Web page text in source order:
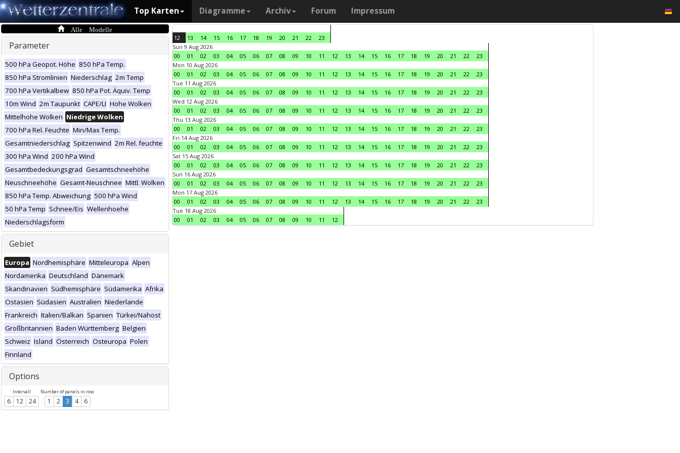
Top Karten Diagramme Archiv Forum Impressum
Alle Modelle
Parameter
500 hPa Geopot. Höhe 850 hPa Temp.
850 hPa Stromlinien Niederschlag 2m Temp
700 hPa Vertikalbew 850 hPa Pot. Äquiv. Temp
10m Wind 2m Taupunkt CAPE/LI Hohe Wolken
Mittelhohe Wolken Niedrige Wolken
700 hPa Rel. Feuchte Min/Max Temp.
Gesamtniederschlag Spitzenwind 2m Rel. feuchte
300 hPa Wind 200 hPa Wind
Gesamtbedeckungsgrad Gesamtschneehöhe
Neuschneehöhe Gesamt-Neuschnee Mittl. Wolken
850 hPa Temp. Abweichung 500 hPa Wind
50 hPa Temp Schnee/Eis Wellenhoehe
Niederschlagsform
Gebiet
Europa Nordhemisphäre Mitteleuropa Alpen
Nordamerika Deutschland Dänemark
Skandinavien Südhemisphäre Südamerika Afrika
Ostasien Südasien Australien Niederlande
Frankreich Italien/Balkan Spanien Türkei/Nahost
Großbritannien Baden Württemberg Belgien
Schweiz Island Österreich Osteuropa Polen
Finnland
Options
Intervall
6 12 24
Number of panels in row
1 2 3 4 6
12 13 14 15 16 17 18 19 20 21 22
23
Sun 9 Aug 2026
00
01 02 03 04 05 06 07 08 09 10 11 12 13 14 15 16 17 18 19 20 21 22
23
Mon 10 Aug 2026
00
01 02 03 04 05 06 07 08 09 10 11 12 13 14 15 16 17 18 19 20 21 22
23
Tue 11 Aug 2026
00
01 02 03 04 05 06 07 08 09 10 11 12 13 14 15 16 17 18 19 20 21 22
23
Wed 12 Aug 2026
00
01 02 03 04 05 06 07 08 09 10 11 12 13 14 15 16 17 18 19 20 21 22
23
Thu 13 Aug 2026
00
01 02 03 04 05 06 07 08 09 10 11 12 13 14 15 16 17 18 19 20 21 22
23
Fri 14 Aug 2026
00
01 02 03 04 05 06 07 08 09 10 11 12 13 14 15 16 17 18 19 20 21 22
23
Sat 15 Aug 2026
00
01 02 03 04 05 06 07 08 09 10 11 12 13 14 15 16 17 18 19 20 21 22
23
Sun 16 Aug 2026
00
01 02 03 04 05 06 07 08 09 10 11 12 13 14 15 16 17 18 19 20 21 22
23
Mon 17 Aug 2026
00
01 02 03 04 05 06 07 08 09 10 11 12 13 14 15 16 17 18 19 20 21 22
23
Tue 18 Aug 2026
00
01 02 03 04 05 06 07 08 09 10 11 12